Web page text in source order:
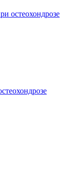
остеохондрозе